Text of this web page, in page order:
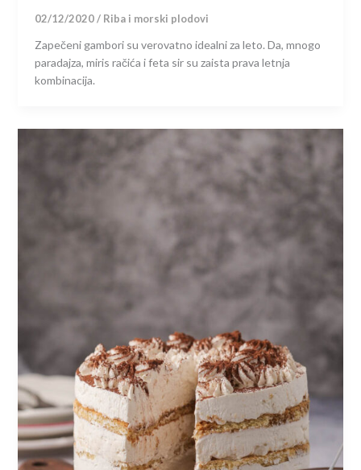
02/12/2020/ Riba i morski plodovi
Zapečeni gambori su verovatno idealni za leto. Da, mnogo
paradajza, miris račića i feta sir su zaista prava letnja
kombinacija.